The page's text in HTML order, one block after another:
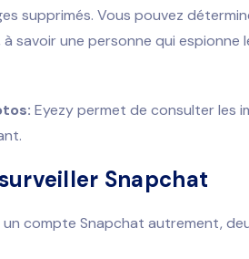
supprimés. Vous pouvez
savoir une personne qui espionne
Eyezy permet de consulter les
Snapchat
un compte Snapchat autrement,